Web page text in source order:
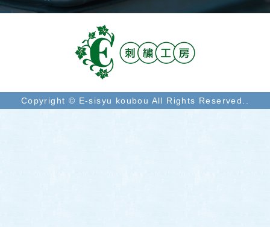
Copyright © E-sisyu koubou All Rights Reserved..